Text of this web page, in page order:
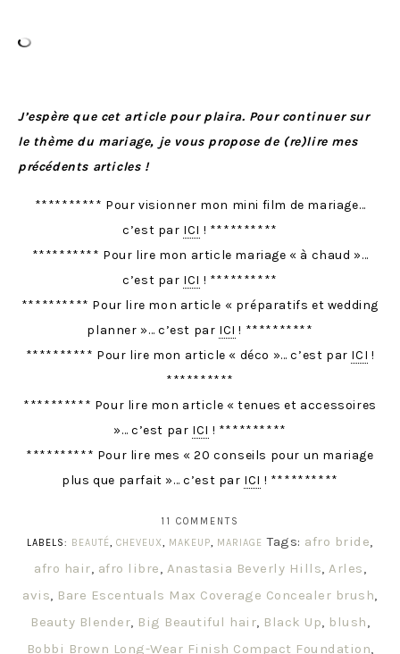
J’espère que cet article pour plaira. Pour continuer sur
le thème du mariage, je vous propose de (re)lire mes
précédents articles !
********** Pour visionner mon mini film de mariage…
c’est par ICI ! **********
********** Pour lire mon article mariage « à chaud »…
c’est par ICI ! **********
********** Pour lire mon article « préparatifs et wedding
planner »… c’est par ICI ! **********
********** Pour lire mon article « déco »… c’est par ICI !
**********
********** Pour lire mon article « tenues et accessoires
»… c’est par ICI ! **********
********** Pour lire mes « 20 conseils pour un mariage
plus que parfait »… c’est par ICI ! **********
11 COMMENTS
LABELS: BEAUTÉ,CHEVEUX, MAKEUP, MARIAGE Tags: afro bride,
afro hair, afro libre, Anastasia Beverly Hills, Arles,
avis, Bare Escentuals Max Coverage Concealer brush,
Beauty Blender, Big Beautiful hair, Black Up, blush,
Bobbi Brown Long-Wear Finish Compact Foundation,